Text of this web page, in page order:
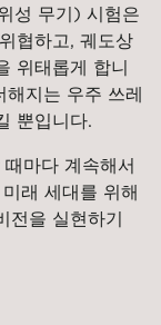
성 무기) 시험은
협하고, 궤도상
위태롭게 합니
해지는 우주 쓰레
뿐입니다.
마다 계속해서
래 세대를 위해
전을 실현하기